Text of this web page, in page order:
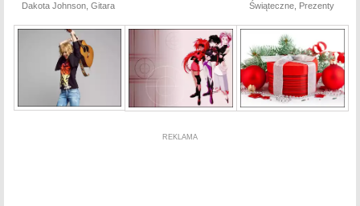
Dakota Johnson, Gitara Świąteczne, Prezenty
REKLAMA